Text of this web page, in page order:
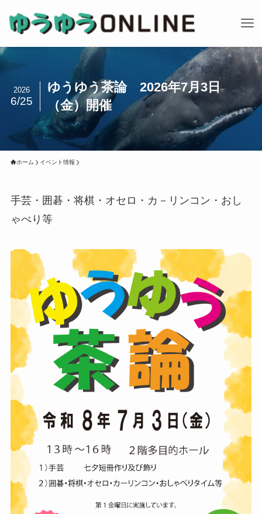
ゆうゆう茶論 2026年7月3日
（金）開催
2026
6/25
ホーム イベント情報
手芸・囲碁・将棋・オセロ・カ－リンコン・おし
ゃべり等